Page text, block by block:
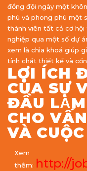
đồng đội ngày một
phú và phong phú một
thành viên tất cả cơ hội
nghiệp qua một số dự
xem là chìa khoá giúp
tính chất thiết kế và
LỢI ÍCH
CỦA SỰ
ĐẦU
CHO
VÀ
Xem
thêm: http://